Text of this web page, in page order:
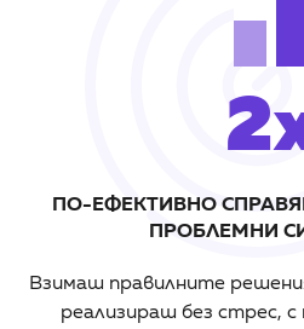
ПО-ЕФЕКТИВНО
ПРОБЛЕМНИ
Взимаш правилните
реализираш без стрес,